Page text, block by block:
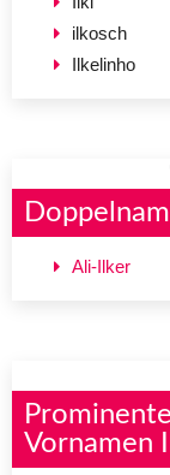
ilkosch
Ilkelinho
Ali-Ilker
Vornamen